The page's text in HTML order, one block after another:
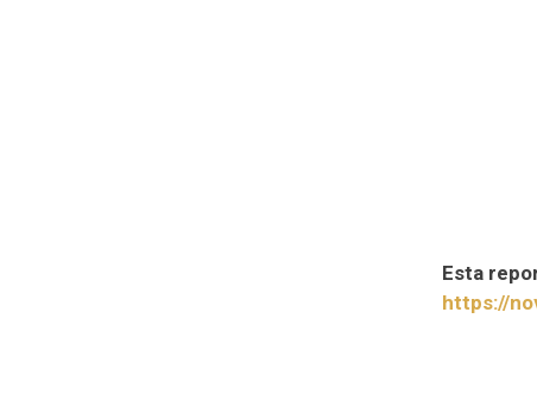
Esta
https://